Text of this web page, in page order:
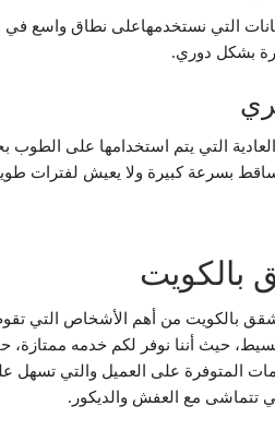
التي نستخدمهاعلى نطاق واسع في
بشكل دوري.
التي يتم استخدامها على الطوب
بسرعة كبيرة ولا يعيش لفترات
بالكويت
بالكويت من أهم الأشخاص التي
حيث أننا نوفر لكم خدمه
المتوفرة على العميل والتي تسهل
تتماشى مع العفش والديكور.